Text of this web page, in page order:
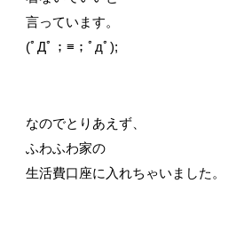
言っています。
(ﾟДﾟ；≡；ﾟдﾟ);
なのでとりあえず、
ふわふわ家の
生活費口座に入れちゃいました。